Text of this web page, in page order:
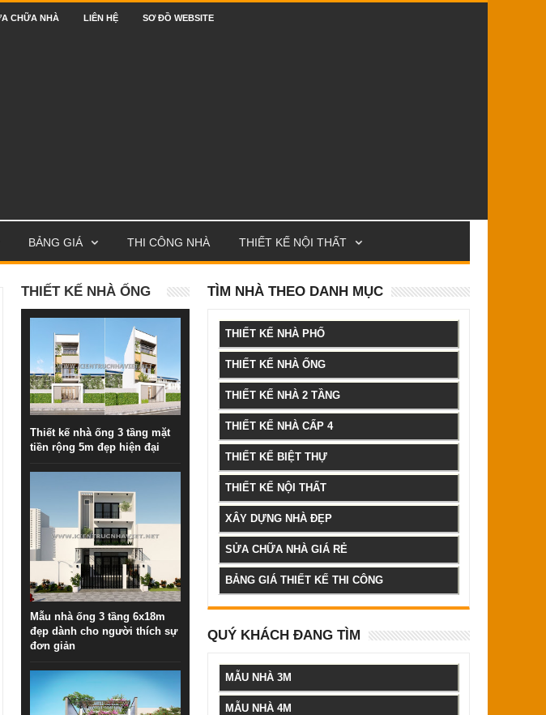
CHỮA NHÀ LIÊN HỆ SƠ ĐỒ WEBSITE
BẢNG GIÁ THI CÔNG NHÀ THIẾT KẾ NỘI THẤT
TÌM NHÀ THEO DANH MỤC
THIẾT KẾ NHÀ PHỐ
THIẾT KẾ NHÀ ỐNG
THIẾT KẾ NHÀ 2 TẦNG
THIẾT KẾ NHÀ CẤP 4
THIẾT KẾ BIỆT THỰ
THIẾT KẾ NỘI THẤT
XÂY DỰNG NHÀ ĐẸP
SỬA CHỮA NHÀ GIÁ RẺ
BẢNG GIÁ THIẾT KẾ THI CÔNG
QUÝ KHÁCH ĐANG TÌM
MẪU NHÀ 3M
MẪU NHÀ 4M
THIẾT KẾ NHÀ ỐNG
Thiết kế nhà ống 3 tầng mặt
tiền rộng 5m đẹp hiện đại
Mẫu nhà ống 3 tầng 6x18m
đẹp dành cho người thích sự
đơn giản